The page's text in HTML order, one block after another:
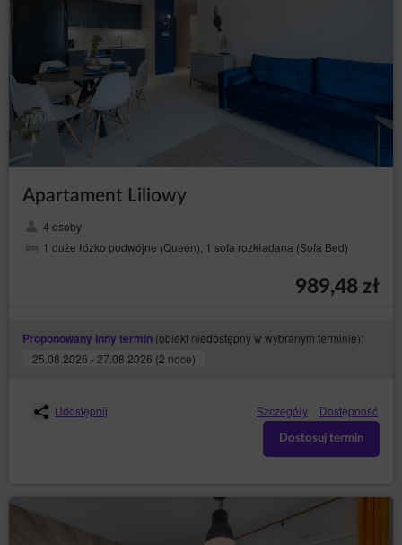
Apartament Liliowy
4 osoby
1 duże łóżko podwójne (Queen), 1 sofa rozkładana (Sofa Bed)
989,48 zł
Proponowany inny termin (obiekt niedostępny w wybranym terminie):
25.08.2026 - 27.08.2026 (2 noce)
Udostępnij Szczegóły Dostępność
Dostosuj termin